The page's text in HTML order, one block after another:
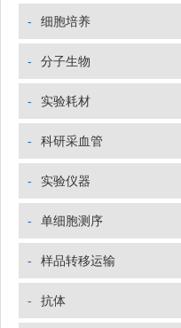
- 细胞培养
- 分子生物
- 实验耗材
- 科研采血管
- 实验仪器
- 单细胞测序
- 样品转移运输
- 抗体